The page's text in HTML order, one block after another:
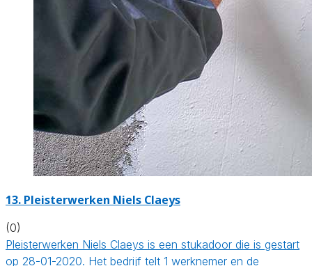
13. Pleisterwerken Niels Claeys
(0)
Pleisterwerken Niels Claeys is een stukadoor die is gestart
op 28-01-2020. Het bedrijf telt 1 werknemer en de